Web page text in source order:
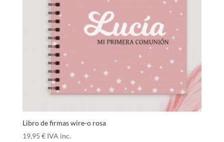
Libro de firmas wire-o rosa
19,95 € IVA inc.